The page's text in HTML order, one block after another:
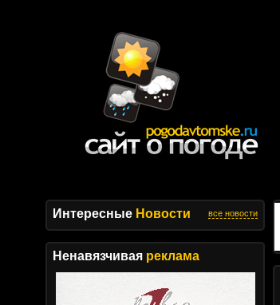
Интересные Новости все новости
Ненавязчивая реклама